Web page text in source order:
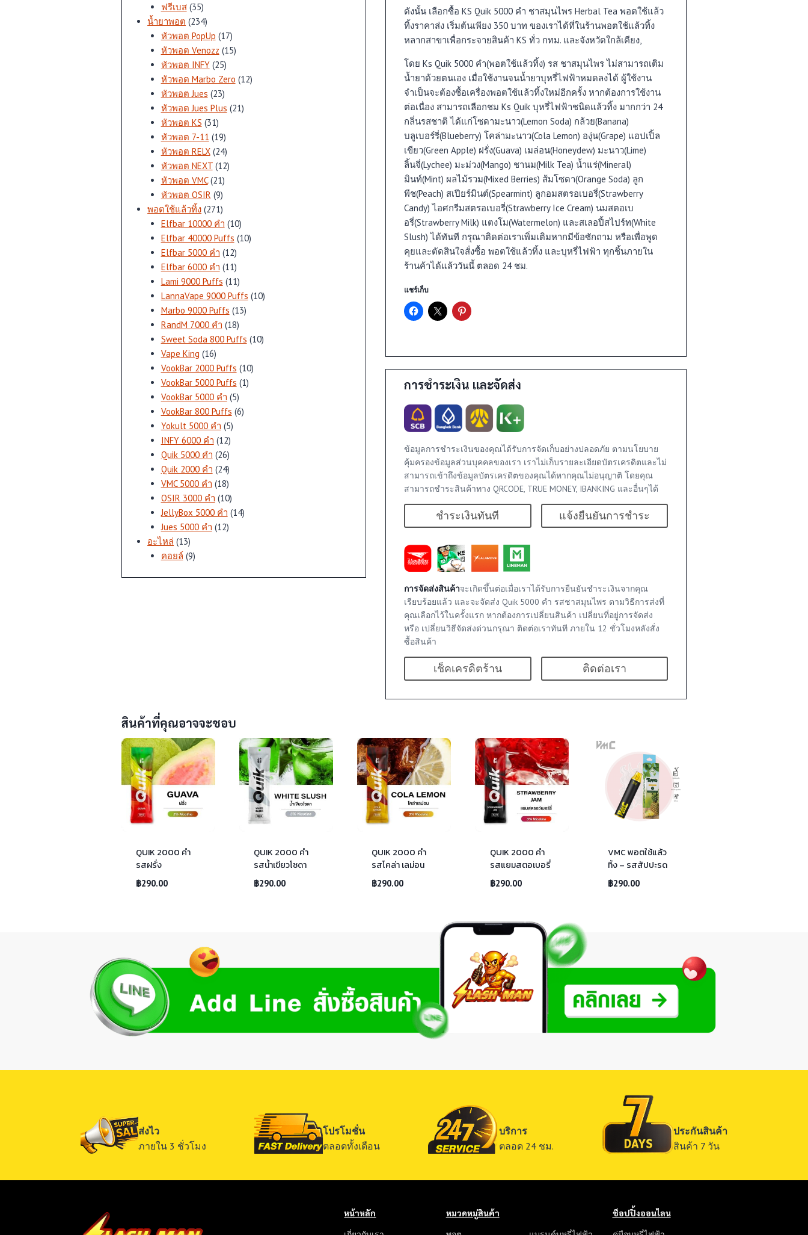
ฟรีเบส 3535
สินค้า
น้ำยาพอต 234234
สินค้า
หัวพอต PopUp 1717
สินค้า
หัวพอต Venozz 1515
หัวพอต INFY 2525
สินค้า
หัวพอต Marbo Zero 1212
หัวพอต Jues 2323
สินค้า
หัวพอต Jues Plus 2121
หัวพอต KS 3131
สินค้า
หัวพอต 7-11 1919
สินค้า
หัวพอต RELX 2424
สินค้า
หัวพอต NEXT 1212
หัวพอต VMC 2121
สินค้า
หัวพอต OSIR 99
สินค้า
พอตใช้แล้วทิ้ง 271271
สินค้า
Elfbar 10000 คำ 1010
สินค้า
Elfbar 40000 Puffs 1010
Elfbar 5000 คำ 1212
สินค้า
Elfbar 6000 คำ 1111
สินค้า
Lami 9000 Puffs 1111
สินค้า
LannaVape 9000 Puffs 1010
Marbo 9000 Puffs 1313
RandM 7000 คำ 1818
สินค้า
Sweet Soda 800 Puffs 1010
Vape King 1616
สินค้า
VookBar 2000 Puffs 1010
VookBar 5000 Puffs 11
VookBar 5000 คำ 55
สินค้า
VookBar 800 Puffs 66
Yokult 5000 คำ 55
สินค้า
INFY 6000 คำ 1212
สินค้า
Quik 5000 คำ 2626
สินค้า
Quik 2000 คำ 2424
สินค้า
VMC 5000 คำ 1818
สินค้า
OSIR 3000 คำ 1010
สินค้า
JellyBox 5000 คำ 1414
Jues 5000 คำ 1212
อะไหล่ 1313
สินค้า
คอยล์ 99
ดังนั้น เลือกซื้อ KS Quik 5000 คำ ชาสมุนไพร Herbal Tea พอตใช้แล้ว
ทิ้งราคาส่ง เริ่มต้นเพียง 350 บาท ของเราได้ที่ในร้านพอตใช้แล้วทิ้ง
หลากสาขาเพื่อกระจายสินค้า KS ทั่ว กทม. และจังหวัดใกล้เคียง,
โดย Ks Quik 5000 คำ(พอตใช้แล้วทิ้ง) รส ชาสมุนไพร ไม่สามารถเติม
น้ำยาด้วยตนเอง เมื่อใช้งานจนน้ำยาบุหรี่ไฟฟ้าหมดลงได้ ผู้ใช้งาน
จำเป็นจะต้องซื้อเครื่องพอตใช้แล้วทิ้งใหม่อีกครั้ง หากต้องการใช้งาน
ต่อเนื่อง สามารถเลือกชม Ks Quik บุหรี่ไฟฟ้าชนิดแล้วทิ้ง มากกว่า 24
กลิ่นรสชาติ ได้แก่โซดามะนาว(Lemon Soda) กล้วย(Banana)
บลูเบอร์รี่(Blueberry) โคล่ามะนาว(Cola Lemon) องุ่น(Grape) แอปเปิ้ล
เขียว(Green Apple) ฝรั่ง(Guava) เมล่อน(Honeydew) มะนาว(Lime)
ลิ้นจี่(Lychee) มะม่วง(Mango) ชานม(Milk Tea) น้ำแร่(Mineral)
มินท์(Mint) ผลไม้รวม(Mixed Berries) ส้มโซดา(Orange Soda) ลูก
พีช(Peach) สเปียร์มินต์(Spearmint) ลูกอมสตรอเบอรี่(Strawberry
Candy) ไอศกรีมสตรอเบอรี่(Strawberry Ice Cream) นมสตอเบ
อรี่(Strawberry Milk) แตงโม(Watermelon) และสเลอปี้สไปร์ท(White
Slush) ได้ทันที กรุณาติดต่อเราเพิ่มเติมหากมีข้อซักถาม หรือเพื่อพูด
คุยและตัดสินใจสั่งซื้อ พอตใช้แล้วทิ้ง และบุหรี่ไฟฟ้า ทุกชิ้นภายใน
ร้านค้าได้แล้ววันนี้ ตลอด 24 ชม.
แชร์เก็บ
การชำระเงิน และจัดส่ง
ข้อมูลการชำระเงินของคุณได้รับการจัดเก็บอย่างปลอดภัย ตามนโยบาย
คุ้มครองข้อมูลส่วนบุคคลของเรา เราไม่เก็บรายละเอียดบัตรเครดิตและไม่
สามารถเข้าถึงข้อมูลบัตรเครดิตของคุณได้หากคุณไม่อนุญาติ โดยคุณ
สามารถชำระสินค้าทาง QRCODE, TRUE MONEY, IBANKING และอื่นๆได้
ชำระเงินทันที แจ้งยืนยันการชำระ
การจัดส่งสินค้าจะเกิดขึ้นต่อเมื่อเราได้รับการยืนยันชำระเงินจากคุณ
เรียบร้อยแล้ว และจะจัดส่ง Quik 5000 คำ รสชาสมุนไพร ตามวิธีการส่งที่
คุณเลือกไว้ในครั้งแรก หากต้องการเปลี่ยนสินค้า เปลี่ยนที่อยู่การจัดส่ง
หรือ เปลี่ยนวิธีจัดส่งด่วนกรุณา ติดต่อเราทันที ภายใน 12 ชั่วโมงหลังสั่ง
ซื้อสินค้า
เช็คเครดิตร้าน ติดต่อเรา
สินค้าที่คุณอาจจะชอบ
QUIK 2000 คำ
รสฝรั่ง
฿290.00
QUIK 2000 คำ
รสน้ำเขียวโซดา
฿290.00
QUIK 2000 คำ
รสโคล่า เลม่อน
฿290.00
QUIK 2000 คำ
รสแยมสตอเบอรี่
฿290.00
VMC พอตใช้แล้ว
ทิ้ง – รสสัปปะรด
฿290.00
ส่งไว
ภายใน 3 ชั่วโมง
โปรโมชั่น
ตลอดทั้งเดือน
บริการ
ตลอด 24 ชม.
ประกันสินค้า
สินค้า 7 วัน
หน้าหลัก
หมวดหมู่สินค้า
ช็อปปิ้งออนไลน